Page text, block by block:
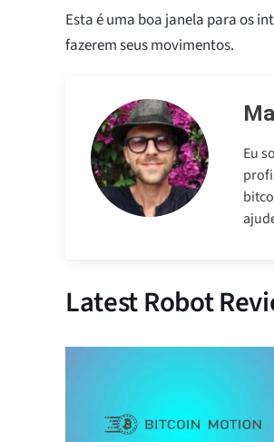
Esta é uma boa janela para os
fazerem seus movimentos.
Eu
Latest Robot